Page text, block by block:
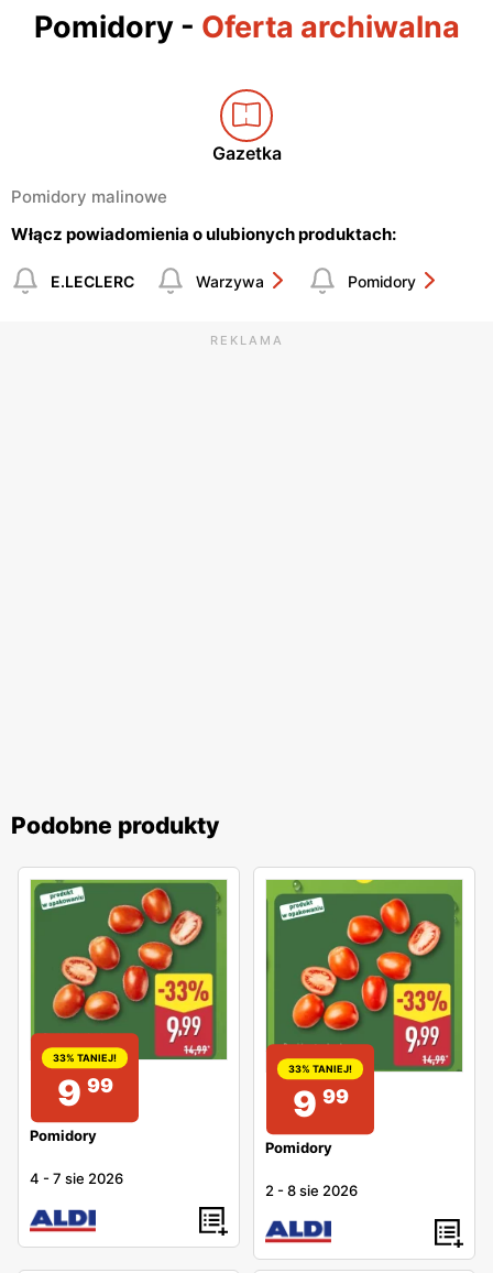
Pomidory- Oferta archiwalna
Gazetka
Pomidory malinowe
Włącz powiadomienia o ulubionych produktach:
E.LECLERC Warzywa Pomidory
REKLAMA
Podobne produkty
33% TANIEJ!
9 99
Pomidory
4 -7 sie 2026
33% TANIEJ!
9 99
Pomidory
2 -8 sie 2026